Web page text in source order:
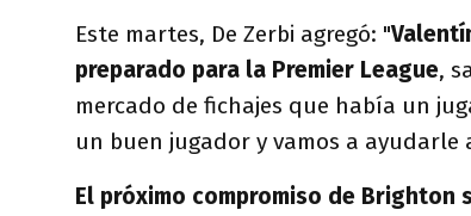
Este martes, De Zerbi agregó: "
preparado para la Premier League,
mercado de fichajes que había un
un buen jugador y vamos a
El próximo compromiso de Brighton